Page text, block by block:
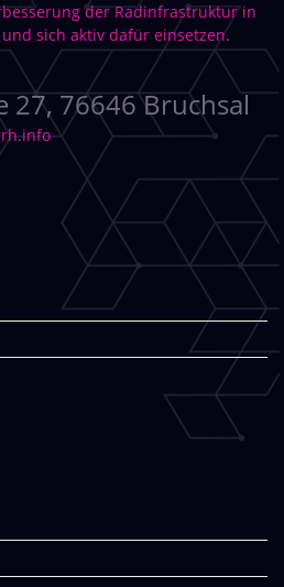
der Radinfrastruktur in
sich aktiv dafür einsetzen.
27, 76646 Bruchsal